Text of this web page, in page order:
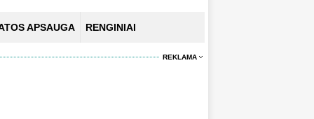
APSAUGA RENGINIAI
REKLAMA